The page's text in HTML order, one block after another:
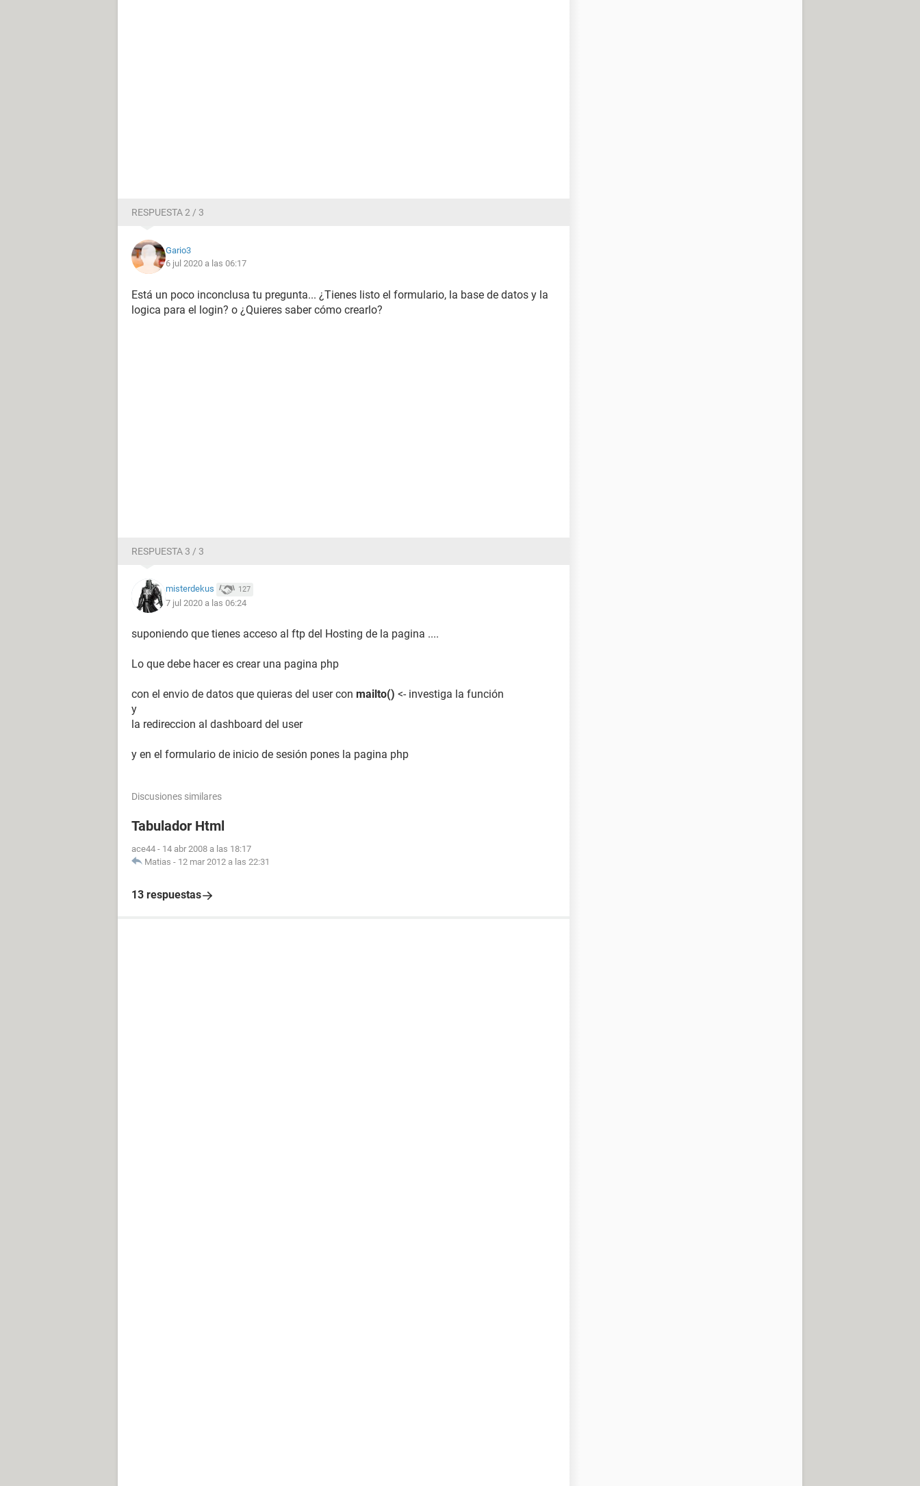
RESPUESTA 2 / 3
Gario3
6 jul 2020 a las 06:17
Está un poco inconclusa tu pregunta... ¿Tienes listo el formulario, la base de datos y la
logica para el login? o ¿Quieres saber cómo crearlo?
RESPUESTA 3 / 3
misterdekus 127
7 jul 2020 a las 06:24
suponiendo que tienes acceso al ftp del Hosting de la pagina ....
Lo que debe hacer es crear una pagina php
con el envio de datos que quieras del user con mailto() <- investiga la función
y
la redireccion al dashboard del user
y en el formulario de inicio de sesión pones la pagina php
Discusiones similares
Tabulador Html
ace44 - 14 abr 2008 a las 18:17
Matias - 12 mar 2012 a las 22:31
13 respuestas